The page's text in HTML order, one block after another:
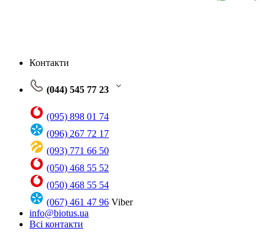
Контакти
(044) 545 77 23
(095) 898 01 74
(096) 267 72 17
(093) 771 66 50
(050) 468 55 52
(050) 468 55 54
(067) 461 47 96 Viber
info@biotus.ua
Всі контакти